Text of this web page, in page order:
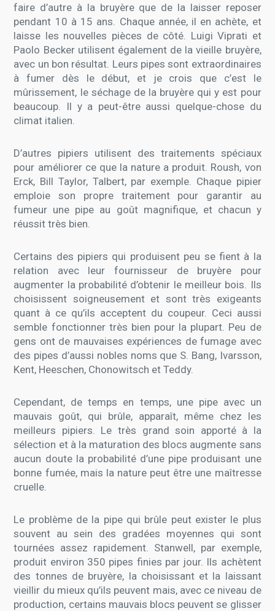
faire d’autre à la bruyère que de la laisser reposer
pendant 10 à 15 ans. Chaque année, il en achète, et
laisse les nouvelles pièces de côté. Luigi Viprati et
Paolo Becker utilisent également de la vieille bruyère,
avec un bon résultat. Leurs pipes sont extraordinaires
à fumer dès le début, et je crois que c’est le
mûrissement, le séchage de la bruyère qui y est pour
beaucoup. Il y a peut-être aussi quelque-chose du
climat italien.
D’autres pipiers utilisent des traitements spéciaux
pour améliorer ce que la nature a produit. Roush, von
Erck, Bill Taylor, Talbert, par exemple. Chaque pipier
emploie son propre traitement pour garantir au
fumeur une pipe au goût magnifique, et chacun y
réussit très bien.
Certains des pipiers qui produisent peu se fient à la
relation avec leur fournisseur de bruyère pour
augmenter la probabilité d’obtenir le meilleur bois. Ils
choisissent soigneusement et sont très exigeants
quant à ce qu’ils acceptent du coupeur. Ceci aussi
semble fonctionner très bien pour la plupart. Peu de
gens ont de mauvaises expériences de fumage avec
des pipes d’aussi nobles noms que S. Bang, Ivarsson,
Kent, Heeschen, Chonowitsch et Teddy.
Cependant, de temps en temps, une pipe avec un
mauvais goût, qui brûle, apparaît, même chez les
meilleurs pipiers. Le très grand soin apporté à la
sélection et à la maturation des blocs augmente sans
aucun doute la probabilité d’une pipe produisant une
bonne fumée, mais la nature peut être une maîtresse
cruelle.
Le problème de la pipe qui brûle peut exister le plus
souvent au sein des gradées moyennes qui sont
tournées assez rapidement. Stanwell, par exemple,
produit environ 350 pipes finies par jour. Ils achètent
des tonnes de bruyère, la choisissant et la laissant
vieillir du mieux qu’ils peuvent mais, avec ce niveau de
production, certains mauvais blocs peuvent se glisser